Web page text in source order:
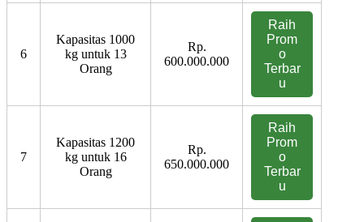
6
Kapasitas 1000
kg untuk 13
Orang
Rp.
600.000.000
Raih
Prom
o
Terbar
u
7
Kapasitas 1200
kg untuk 16
Orang
Rp.
650.000.000
Raih
Prom
o
Terbar
u